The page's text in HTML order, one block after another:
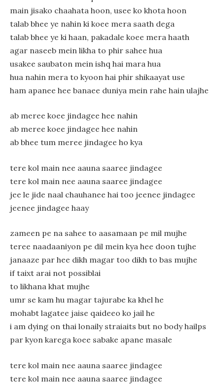
main jisako chaahata hoon, usee ko khota hoon
talab bhee ye nahin ki koee mera saath dega
talab bhee ye ki haan, pakadale koee mera haath
agar naseeb mein likha to phir sahee hua
usakee saubaton mein ishq hai mara hua
hua nahin mera to kyoon hai phir shikaayat use
ham apanee hee banaee duniya mein rahe hain ulajhe
ab meree koee jindagee hee nahin
ab meree koee jindagee hee nahin
ab bhee tum meree jindagee ho kya
tere kol main nee aauna saaree jindagee
tere kol main nee aauna saaree jindagee
jee le jide naal chauhanee hai too jeenee jindagee
jeenee jindagee haay
zameen pe na sahee to aasamaan pe mil mujhe
teree naadaaniyon pe dil mein kya hee doon tujhe
janaaze par hee dikh magar too dikh to bas mujhe
if taixt arai not possiblai
to likhana khat mujhe
umr se kam hu magar tajurabe ka khel he
mohabt lagatee jaise qaideeo ko jail he
i am dying on thai lonaily straiaits but no body hailps
par kyon karega koee sabake apane masale
tere kol main nee aauna saaree jindagee
tere kol main nee aauna saaree jindagee